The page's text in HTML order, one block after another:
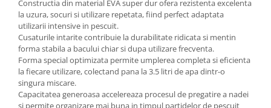
Constructia din material EVA super dur ofera rezistenta excelenta
la uzura, socuri si utilizare repetata, fiind perfect adaptata
utilizarii intensive in pescuit.
Cusaturile intarite contribuie la durabilitate ridicata si mentin
forma stabila a bacului chiar si dupa utilizare frecventa.
Forma special optimizata permite umplerea completa si eficienta
la fiecare utilizare, colectand pana la 3.5 litri de apa dintr-o
singura miscare.
Capacitatea generoasa accelereaza procesul de pregatire a nadei
si permite organizare mai buna in timpul partidelor de pescuit